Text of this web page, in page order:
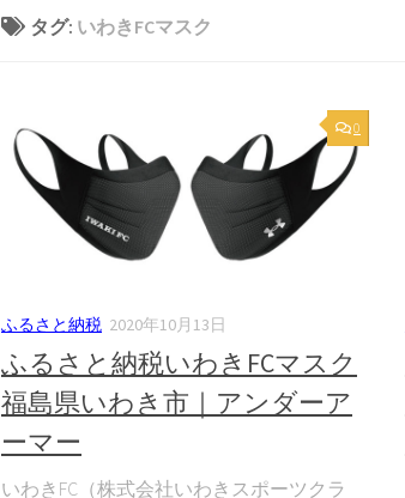
タグ: いわきFCマスク
0
ふるさと納税 2020年10月13日
ふるさと納税いわきFCマスク
福島県いわき市｜アンダーア
ーマー
いわきFC（株式会社いわきスポーツクラ